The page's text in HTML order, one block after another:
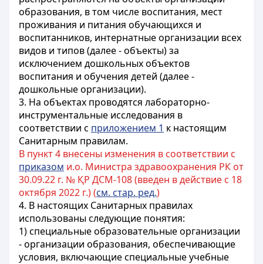
образования, в том числе воспитания, мест
проживания и питания обучающихся и
воспитанников, интернатные организации всех
видов и типов (далее - объекты) за
исключением дошкольных объектов
воспитания и обучения детей (далее -
дошкольные организации).
3. На объектах проводятся лабораторно-
инструментальные исследования в
соответствии с приложением 1 к настоящим
Санитарным правилам.
В пункт 4 внесены изменения в соответствии с
приказом и.о. Министра здравоохранения РК от
30.09.22 г. № ҚР ДСМ-108 (введен в действие с 18
октября 2022 г.) (см. стар. ред.)
4. В настоящих Санитарных правилах
использованы следующие понятия:
1) специальные образовательные организации
- организации образования, обеспечивающие
условия, включающие специальные учебные